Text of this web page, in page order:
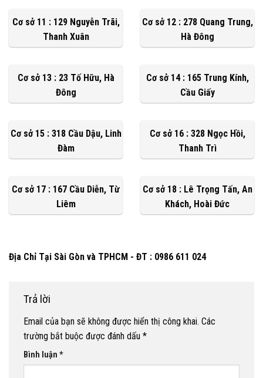
Cơ sở 11 : 129 Nguyễn Trãi,
Thanh Xuân
Cơ sở 12 : 278 Quang Trung,
Hà Đông
Cơ sở 13 : 23 Tố Hữu, Hà
Đông
Cơ sở 14 : 165 Trung Kính,
Cầu Giấy
Cơ sở 15 : 318 Cầu Dậu, Linh
Đàm
Cơ sở 16 : 328 Ngọc Hồi,
Thanh Trì
Cơ sở 17 : 167 Cầu Diễn, Từ
Liêm
Cơ sở 18 : Lê Trọng Tấn, An
Khách, Hoài Đức
Địa Chỉ Tại Sài Gòn và TPHCM - ĐT : 0986 611 024
Trả lời
Email của bạn sẽ không được hiển thị công khai. Các
trường bắt buộc được đánh dấu *
Bình luận *